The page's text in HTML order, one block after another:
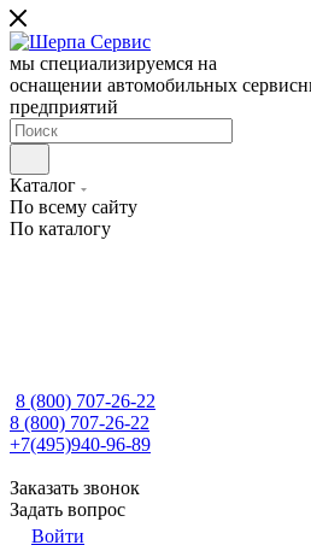
мы специализируемся на
оснащении автомобильных
предприятий
Каталог
По всему сайту
По каталогу
8 (800) 707-26-22
8 (800) 707-26-22
+7(495)940-96-89
Заказать звонок
Задать вопрос
Войти